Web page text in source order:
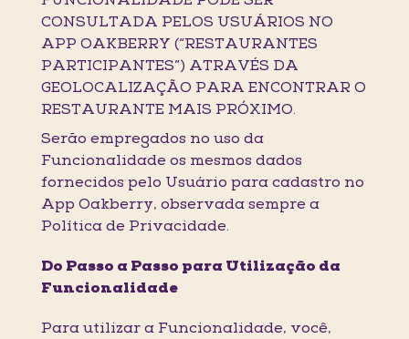
CONSULTADA PELOS USUÁRIOS NO
APP OAKBERRY (“RESTAURANTES
PARTICIPANTES”) ATRAVÉS DA
GEOLOCALIZAÇÃO PARA ENCONTRAR O
RESTAURANTE MAIS PRÓXIMO.
Serão empregados no uso da
Funcionalidade os mesmos dados
fornecidos pelo Usuário para cadastro no
App Oakberry, observada sempre a
Política de Privacidade.
Do Passo a Passo para Utilização da
Funcionalidade
Para utilizar a Funcionalidade, você,